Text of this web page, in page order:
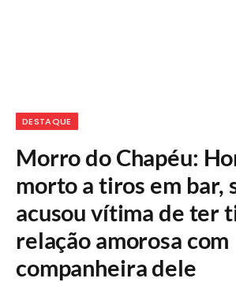
DESTAQUE
Morro do Chapéu:
morto a tiros em bar,
acusou vítima de ter
relação amorosa com
companheira dele